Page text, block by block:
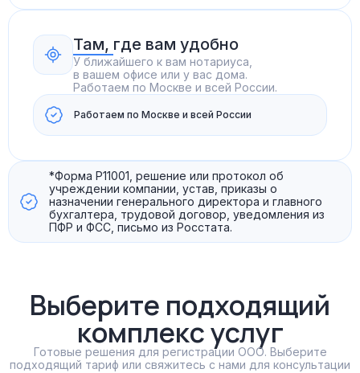
Там, где вам удобно
У ближайшего к вам нотариуса,
в вашем офисе или у вас дома.
Работаем по Москве и всей России.
Работаем по Москве и всей России
*Форма Р11001, решение или протокол об
учреждении компании, устав, приказы о
назначении генерального директора и главного
бухгалтера, трудовой договор, уведомления из
ПФР и ФСС, письмо из Росстата.
Выберите подходящий
комплекс услуг
Готовые решения для регистрации ООО. Выберите
подходящий тариф или свяжитесь с нами для консультации